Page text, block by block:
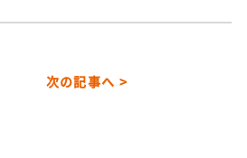
次の記事へ >